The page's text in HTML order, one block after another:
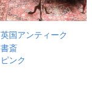
英国アンティーク
書斎
ピンク